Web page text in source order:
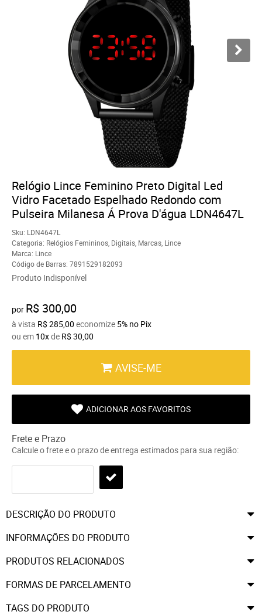
Relógio Lince Feminino Preto Digital Led
Vidro Facetado Espelhado Redondo com
Pulseira Milanesa Á Prova D'água LDN4647L
Sku: LDN4647L
Categoria: Relógios Femininos Digitais Marcas Lince
Marca: Lince
Código de Barras: 7891529182093
Produto Indisponível
por R$ 300,00
à vista R$ 285,00 economize 5% no Pix
ou em 10xde R$ 30,00
AVISE-ME
ADICIONAR AOS FAVORITOS
Frete e Prazo
Calcule o frete e o prazo de entrega estimados para sua região:
DESCRIÇÃO DO PRODUTO
INFORMAÇÕES DO PRODUTO
PRODUTOS RELACIONADOS
FORMAS DE PARCELAMENTO
TAGS DO PRODUTO